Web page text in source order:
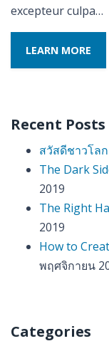
excepteur culpa…
LEARN MORE
Recent Posts
สวัสดีชาวโลก
The Dark
2019
The Right
2019
How to
พฤศจิกายน
Categories